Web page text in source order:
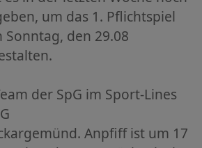
um das 1. Pflichtspiel
den 29.08
der SpG im Sport-Lines
Anpfiff ist um 17